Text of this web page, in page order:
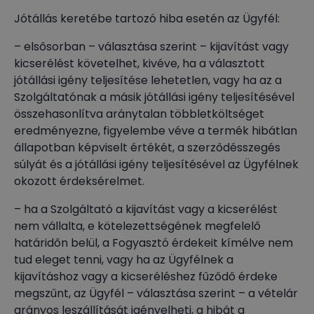
Jótállás keretébe tartozó hiba esetén az Ügyfél:
– elsősorban – választása szerint – kijavítást vagy
kicserélést követelhet, kivéve, ha a választott
jótállási igény teljesítése lehetetlen, vagy ha az a
Szolgáltatónak a másik jótállási igény teljesítésével
összehasonlítva aránytalan többletköltséget
eredményezne, figyelembe véve a termék hibátlan
állapotban képviselt értékét, a szerződésszegés
súlyát és a jótállási igény teljesítésével az Ügyfélnek
okozott érdeksérelmet.
– ha a Szolgáltató a kijavítást vagy a kicserélést
nem vállalta, e kötelezettségének megfelelő
határidőn belül, a Fogyasztó érdekeit kímélve nem
tud eleget tenni, vagy ha az Ügyfélnek a
kijavításhoz vagy a kicseréléshez fűződő érdeke
megszűnt, az Ügyfél – választása szerint – a vételár
arányos leszállítását igényelheti, a hibát a